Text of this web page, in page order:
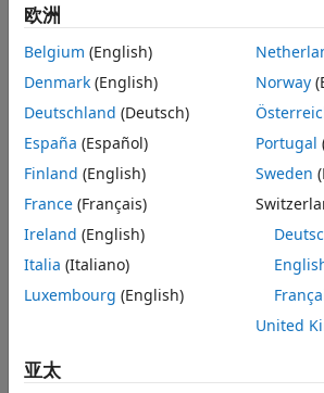
标识表达式中存在相等运算 (
) 且表达
此检查需要Simulink 和
检查参数化
作为参考，NA-MAAB 和 JMAAB 建模标
规范子 ID 为：
NA-MAAB - a
结果和建议的操作
欧洲
Belgium (English)
Denmark (English)
Deutschland (Deutsch)
España (Español)
Finland (English)
France (Français)
Ireland (English)
Italia (Italiano)
Luxembourg (English)
Norway
Portugal
Sweden
United
亚太